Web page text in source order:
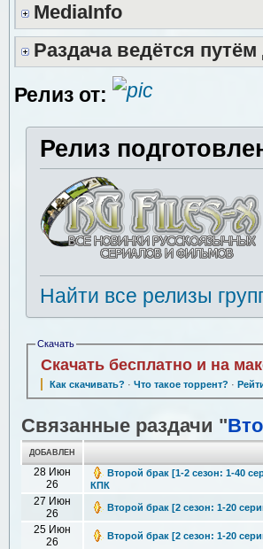
MediaInfo
Раздача ведётся
Релиз от:
Релиз
Найти все релизы
Скачать
Скачать бесплатно и на
Как скачивать? · Что такое торрент? ·
Связанные раздачи "
ДОБАВЛЕН
28 Июн
26
Второй брак [1-2 сезон: 1-40
КПК
27 Июн
26
Второй брак [2 сезон: 1-20
25 Июн
26
Второй брак [2 сезон: 1-20